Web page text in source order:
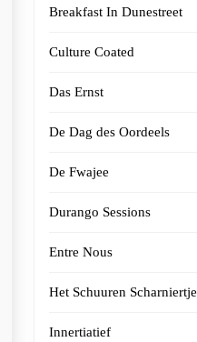
Breakfast In Dunestreet
Culture Coated
Das Ernst
De Dag des Oordeels
De Fwajee
Durango Sessions
Entre Nous
Het Schuuren Scharniertje
Innertiatief